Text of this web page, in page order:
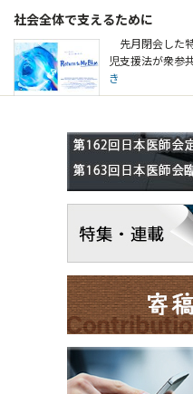
社会全体で支えるために
先月閉会した
児支援法が衆参
き